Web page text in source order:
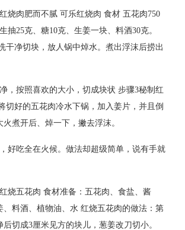
烧肉肥而不腻 可乐红烧肉 食材 五花肉750
抽25克、糖10克、生姜一块、料酒30克。
干净切块，放人锅中焯水。煮出浮沫后捞出
，按照喜欢的大小，切成块状 步骤3秘制红
切好的五花肉冷水下锅，加入姜片，并且倒
煮开后、焯一下，撇去浮沫。
好吃全在火候。做法却超级简单，说有手就
烧五花肉 食材准备：五花肉、食盐、酱
、料酒、植物油、水 红烧五花肉的做法：第
切成3厘米见方的块儿，葱姜改刀切小。